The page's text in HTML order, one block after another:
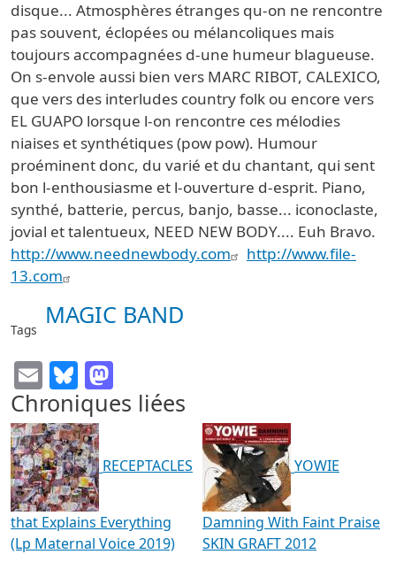
disque... Atmosphères étranges qu-on ne rencontre
pas souvent, éclopées ou mélancoliques mais
toujours accompagnées d-une humeur blagueuse.
On s-envole aussi bien vers MARC RIBOT, CALEXICO,
que vers des interludes country folk ou encore vers
EL GUAPO lorsque l-on rencontre ces mélodies
niaises et synthétiques (pow pow). Humour
proéminent donc, du varié et du chantant, qui sent
bon l-enthousiasme et l-ouverture d-esprit. Piano,
synthé, batterie, percus, banjo, basse... iconoclaste,
jovial et talentueux, NEED NEW BODY.... Euh Bravo.
http://www.neednewbody.com
http://www.file-
13.com
Tags
MAGIC BAND
EmailBluesky
Chroniques liées
RECEPTACLES
that Explains Everything
(Lp Maternal Voice 2019)
YOWIE
Damning With Faint Praise
SKIN GRAFT 2012